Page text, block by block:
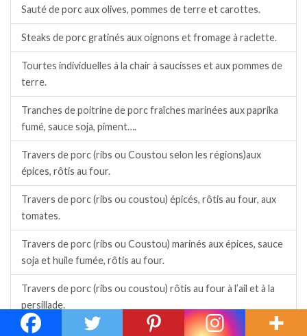
Sauté de porc aux olives, pommes de terre et carottes.
Steaks de porc gratinés aux oignons et fromage à raclette.
Tourtes individuelles à la chair à saucisses et aux pommes de
terre.
Tranches de poitrine de porc fraîches marinées aux paprika
fumé, sauce soja, piment….
Travers de porc (ribs ou Coustou selon les régions)aux
épices, rôtis au four.
Travers de porc (ribs ou coustou) épicés, rôtis au four, aux
tomates.
Travers de porc (ribs ou Coustou) marinés aux épices, sauce
soja et huile fumée, rôtis au four.
Travers de porc (ribs ou coustou) rôtis au four à l’ail et à la
persillade.
Travers de porc (ribs ou coustou) rôtis au four, à l’ail et au